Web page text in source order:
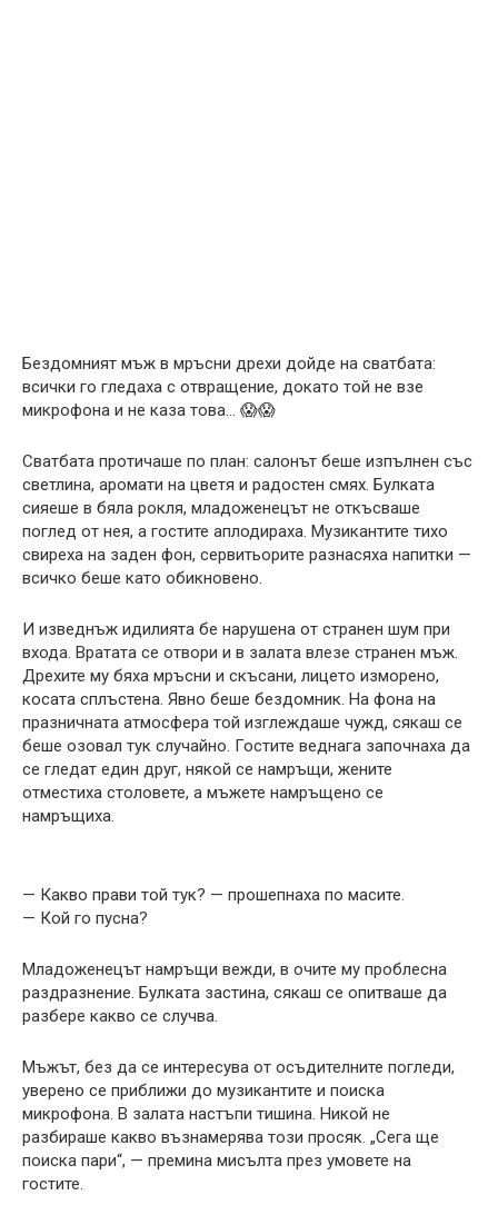
Бездомният мъж в мръсни дрехи дойде на сватбата:
всички го гледаха с отвращение, докато той не взе
микрофона и не каза това… 😱😱
Сватбата протичаше по план: салонът беше изпълнен със
светлина, аромати на цветя и радостен смях. Булката
сияеше в бяла рокля, младоженецът не откъсваше
поглед от нея, а гостите аплодираха. Музикантите тихо
свиреха на заден фон, сервитьорите разнасяха напитки —
всичко беше като обикновено.
И изведнъж идилията бе нарушена от странен шум при
входа. Вратата се отвори и в залата влезе странен мъж.
Дрехите му бяха мръсни и скъсани, лицето изморено,
косата сплъстена. Явно беше бездомник. На фона на
празничната атмосфера той изглеждаше чужд, сякаш се
беше озовал тук случайно. Гостите веднага започнаха да
се гледат един друг, някой се намръщи, жените
отместиха столовете, а мъжете намръщено се
намръщиха.
— Какво прави той тук? — прошепнаха по масите.
— Кой го пусна?
Младоженецът намръщи вежди, в очите му проблесна
раздразнение. Булката застина, сякаш се опитваше да
разбере какво се случва.
Мъжът, без да се интересува от осъдителните погледи,
уверено се приближи до музикантите и поиска
микрофона. В залата настъпи тишина. Никой не
разбираше какво възнамерява този просяк. „Сега ще
поиска пари“, — премина мисълта през умовете на
гостите.